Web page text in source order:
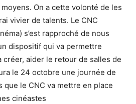
On a cette volonté de les
vivier de talents. Le CNC
s’est rapproché de nous
dispositif qui va permettre
créer, aider le retour de salles de
le 24 octobre une journée de
que le CNC va mettre en place
cinéastes